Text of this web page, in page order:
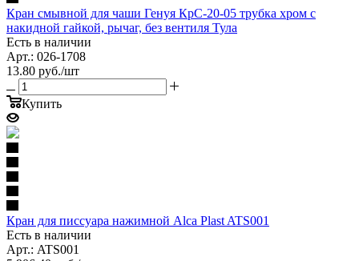
Кран смывной для чаши Генуя КрС-20-05 трубка хром с
накидной гайкой, рычаг, без вентиля Тула
Есть в наличии
Арт.: 026-1708
13.80 руб./шт
Купить
Кран для писсуара нажимной Alca Plast ATS001
Есть в наличии
Арт.: ATS001